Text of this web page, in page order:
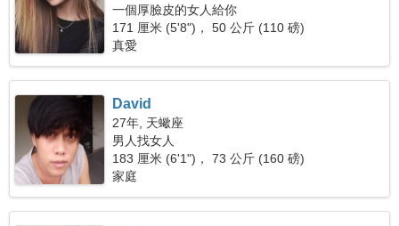
一個厚臉皮的女人給你
171 厘米 (5'8")， 50 公斤 (110 磅)
真愛
David
27年, 天蠍座
男人找女人
183 厘米 (6'1")， 73 公斤 (160 磅)
家庭